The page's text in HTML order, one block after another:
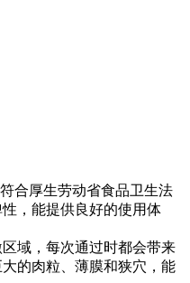
合厚生劳动省食品卫生法
，能提供良好的使用体
域，每次通过时都会带来
的肉粒、薄膜和狭穴，能